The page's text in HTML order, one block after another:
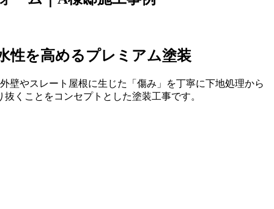
性を高めるプレミアム塗装
壁やスレート屋根に生じた「傷み」を丁寧に下地処理から
くことをコンセプトとした塗装工事です。